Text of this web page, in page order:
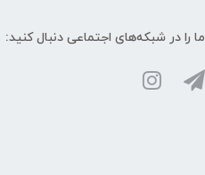
ما را در شبکه‌های اجتماعی دنبال کنید: